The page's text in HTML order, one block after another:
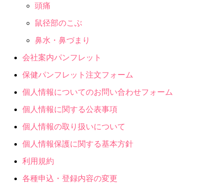
頭痛
鼠径部のこぶ
鼻水・鼻づまり
会社案内パンフレット
保健パンフレット注文フォーム
個人情報についてのお問い合わせフォーム
個人情報に関する公表事項
個人情報の取り扱いについて
個人情報保護に関する基本方針
利用規約
各種申込・登録内容の変更